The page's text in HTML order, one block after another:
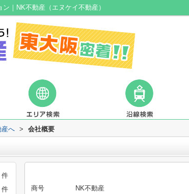
｜NK不動産（エヌケイ不動産）
産へ > 会社概要
商号 NK不動産
件
件